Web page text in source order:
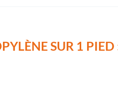
SUR 1 PIED